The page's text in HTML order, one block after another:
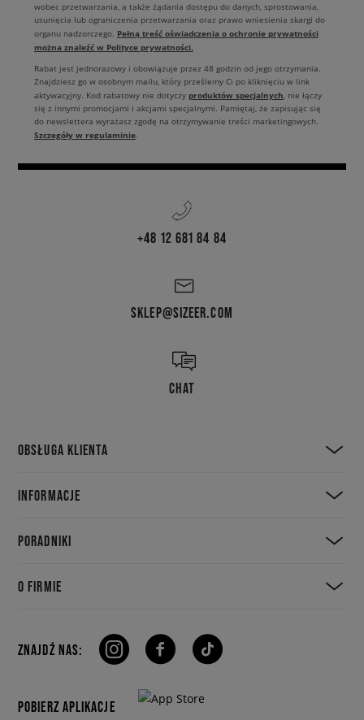
wobec przetwarzania, a także żądania dostępu do danych, sprostowania,
usunięcia lub ograniczenia przetwarzania oraz prawo wniesienia skargi do
organu nadzorczego. Pełną treść oświadczenia o ochronie prywatności
można znaleźć w Polityce prywatności.
Rabat jest jednorazowy i obowiązuje przez 48 godzin od jego otrzymania.
Znajdziesz go w osobnym mailu, który prześlemy Ci po kliknięciu w link
aktywacyjny. Kod rabatowy nie dotyczy produktów specjalnych, nie łączy
się z innymi promocjami i akcjami specjalnymi. Pamiętaj, że zapisując się
do newslettera wyrażasz zgodę na otrzymywanie treści marketingowych.
Szczegóły w regulaminie.
+48 12 681 84 84
SKLEP@SIZEER.COM
CHAT
OBSŁUGA KLIENTA
INFORMACJE
PORADNIKI
O FIRMIE
ZNAJDŹ NAS:
POBIERZ APLIKACJE